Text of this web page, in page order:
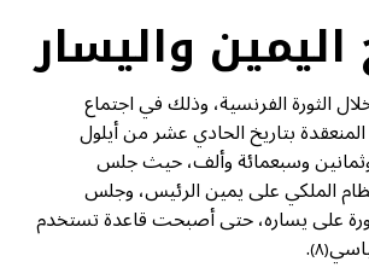
واليسار
الثورة الفرنسية، وذلك في اجتماع
بتاريخ الحادي عشر من أيلول
وسبعمائة وألف، حيث جلس
الملكي على يمين الرئيس، وجلس
على يساره، حتى أصبحت قاعدة تستخدم
(٨) .